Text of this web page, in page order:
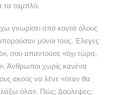
τα ταμπλό.
γνωρίσει από κοντά όλους
μόνοι τους. Έλεγες
σου απαντούσε «όχι τώρα,
Άνθρωποι χωρίς κανένα
ακούς να λένε «όταν θα
όλα». Πώς; Δούλεψες;